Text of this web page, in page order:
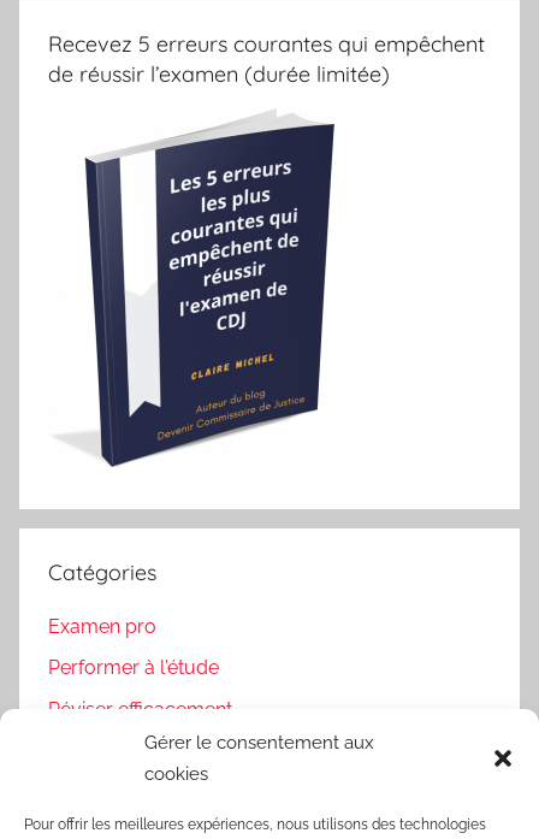
Gérer le consentement aux
cookies
Pour offrir les meilleures expériences, nous utilisons des technologies
Recevez 5 erreurs courantes qui empêchent
de réussir l’examen (durée limitée)
Catégories
Examen pro
Performer à l'étude
Réviser efficacement
Uncategorized